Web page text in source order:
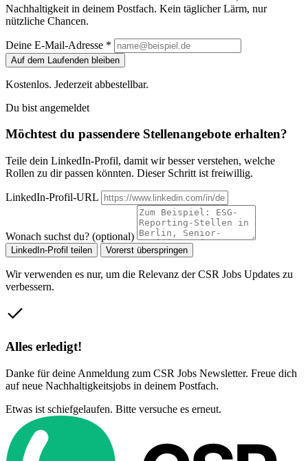
Nachhaltigkeit in deinem Postfach. Kein täglicher Lärm, nur
nützliche Chancen.
Deine E-Mail-Adresse *
Auf dem Laufenden bleiben
Kostenlos. Jederzeit abbestellbar.
Du bist angemeldet
Möchtest du passendere Stellenangebote erhalten?
Teile dein LinkedIn-Profil, damit wir besser verstehen, welche
Rollen zu dir passen könnten. Dieser Schritt ist freiwillig.
LinkedIn-Profil-URL
Wonach suchst du? (optional)
LinkedIn-Profil teilen Vorerst überspringen
Wir verwenden es nur, um die Relevanz der CSR Jobs Updates zu
verbessern.
Alles erledigt!
Danke für deine Anmeldung zum CSR Jobs Newsletter. Freue dich
auf neue Nachhaltigkeitsjobs in deinem Postfach.
Etwas ist schiefgelaufen. Bitte versuche es erneut.